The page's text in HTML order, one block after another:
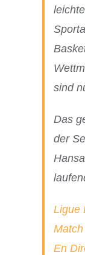
sind
Das
der
Ligue
En